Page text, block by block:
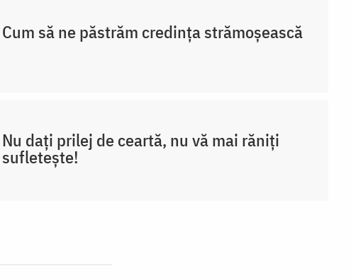
Cum să ne păstrăm credința strămoșească
Nu dați prilej de ceartă, nu vă mai răniți
sufletește!